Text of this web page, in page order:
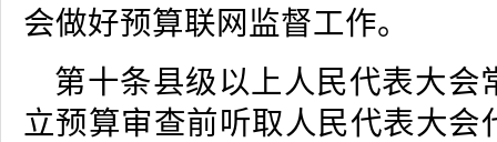
会做好预算联网监督工作。
第十条县级以上人民代表大会
立预算审查前听取人民代表大会